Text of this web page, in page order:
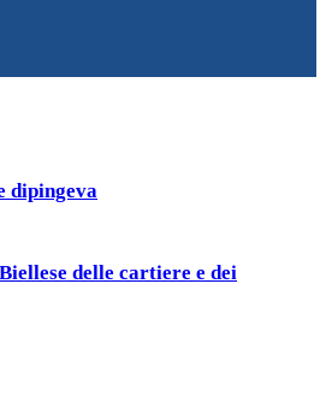
dipingeva
delle cartiere e dei